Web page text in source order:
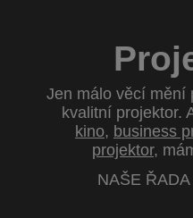
Jen málo věcí mění
kvalitní projektor.
kino, business
projektor,
NAŠE